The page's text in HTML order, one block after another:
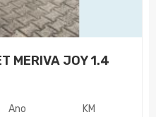
MERIVA JOY 1.4
Ano KM